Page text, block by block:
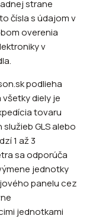
strane
čísla s údajom v
overenia
v
podlieha
diely je
tovaru
GLS alebo
1 až 3
sa odporúča
jednotky
panelu cez
jednotkami